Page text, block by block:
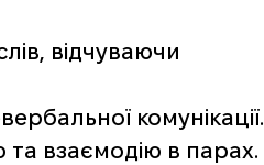
відчуваючи
комунікації.
взаємодію в парах.